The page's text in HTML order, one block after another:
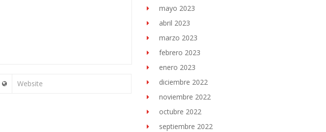
Website
mayo 2023
abril 2023
marzo 2023
febrero 2023
enero 2023
diciembre 2022
noviembre 2022
octubre 2022
septiembre 2022